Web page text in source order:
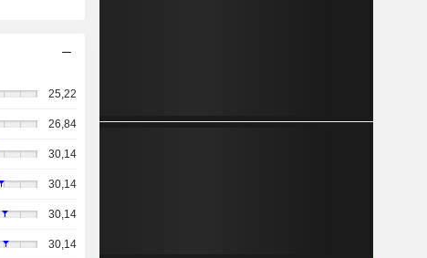
25,22
26,84
30,14
30,14
30,14
30,14